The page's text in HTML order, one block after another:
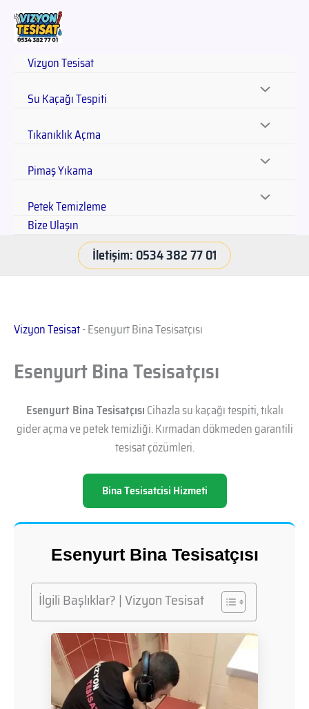
Vizyon Tesisat
Su Kaçağı Tespiti
Tıkanıklık Açma
Pimaş Yıkama
Petek Temizleme
Bize Ulaşın
İletişim: 0534 382 77 01
Vizyon Tesisat-Esenyurt Bina Tesisatçısı
Esenyurt Bina Tesisatçısı
Esenyurt Bina TesisatçısıCihazla su kaçağı tespiti, tıkalı
gider açma ve petek temizliği. Kırmadan dökmeden garantili
tesisat çözümleri.
Bina Tesisatcisi Hizmeti
Esenyurt Bina Tesisatçısı
İlgili Başlıklar? | Vizyon Tesisat